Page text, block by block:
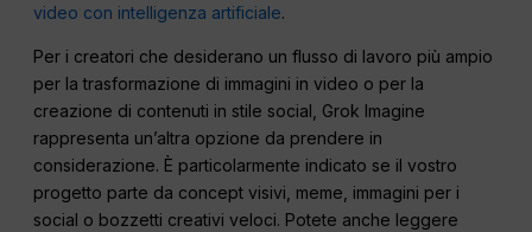
video con intelligenza artificiale.
Per i creatori che desiderano un flusso di lavoro più ampio
per la trasformazione di immagini in video o per la
creazione di contenuti in stile social, Grok Imagine
rappresenta un’altra opzione da prendere in
considerazione. È particolarmente indicato se il vostro
progetto parte da concept visivi, meme, immagini per i
social o bozzetti creativi veloci. Potete anche leggere